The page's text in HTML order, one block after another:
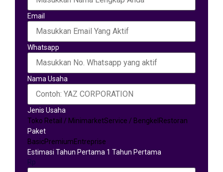
Email
Whatsapp
Nama Usaha
Jenis Usaha
Toko Retail / MinimarketService / Bengkel Restoran
Paket
BasicPremiumEntreprise
Estimasi Tahun Pertama 1 Tahun Pertama
Rp